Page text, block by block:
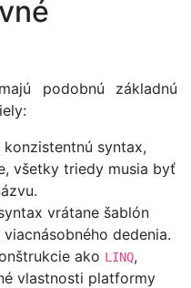
podobnú základnú
syntax,
všetky triedy musia byť
vrátane šablón
dedenia.
ako LINQ,
vlastnosti platformy